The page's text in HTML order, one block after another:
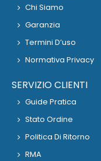
Chi Siamo
Garanzia
Termini D’uso
Normativa Privacy
SERVIZIO CLIENTI
Guide Pratica
Stato Ordine
Politica Di Ritorno
RMA